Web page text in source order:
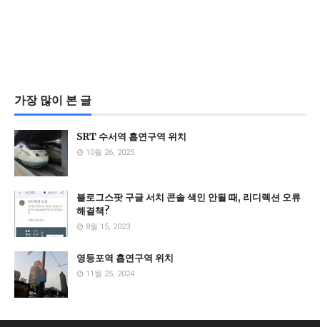
가장 많이 본 글
SRT 수서역 흡연구역 위치
10월 26, 2025
블로그스팟 구글 서치 콘솔 색인 안될 때, 리디렉션 오류
해결책?
8월 15, 2023
영등포역 흡연구역 위치
11월 25, 2024